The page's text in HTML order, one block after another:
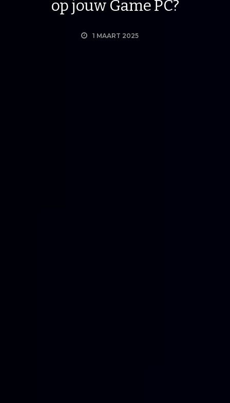
op jouw Game PC?
1 MAART 2025